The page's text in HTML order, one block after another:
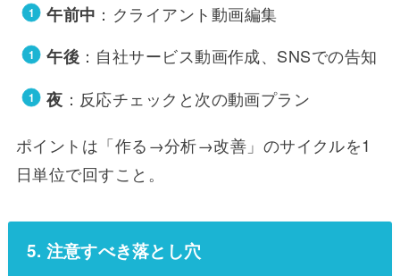
午前中 ：クライアント動画編集
午後 ：自社サービス動画作成、SNSでの告知
夜 ：反応チェックと次の動画プラン
ポイントは「作る→分析→改善」のサイクルを1
日単位で回すこと。
5. 注意すべき落とし穴